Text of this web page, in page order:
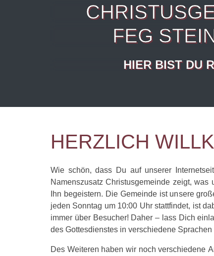
FEG
HIER BIST DU
HERZLICH
Wie schön, dass Du auf unserer
Namenszusatz Christusgemeinde zeigt,
Ihn begeistern. Die Gemeinde ist unsere
jeden Sonntag um 10:00 Uhr stattfindet, ist
immer über Besucher! Daher – lass Dich
des Gottesdienstes in verschiedene Sprachen
Des Weiteren haben wir noch verschiedene